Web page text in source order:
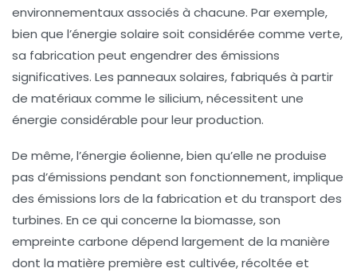
environnementaux associés à chacune. Par exemple,
bien que l’énergie solaire soit considérée comme verte,
sa fabrication peut engendrer des émissions
significatives. Les panneaux solaires, fabriqués à partir
de matériaux comme le silicium, nécessitent une
énergie considérable pour leur production.
De même, l’énergie éolienne, bien qu’elle ne produise
pas d’émissions pendant son fonctionnement, implique
des émissions lors de la fabrication et du transport des
turbines. En ce qui concerne la biomasse, son
empreinte carbone dépend largement de la manière
dont la matière première est cultivée, récoltée et